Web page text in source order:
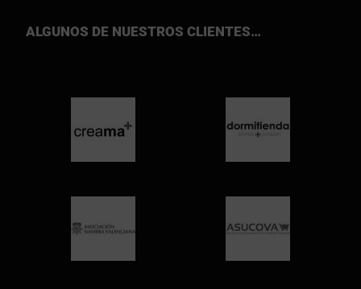
ALGUNOS DE NUESTROS CLIENTES…